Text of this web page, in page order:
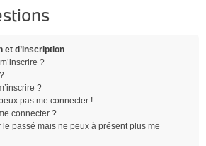
et d’inscription
?
?
pas me connecter !
connecter ?
le passé mais ne peux à présent plus me